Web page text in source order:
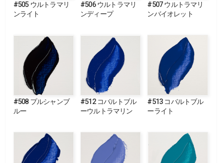
#505 ウルトラマリ
ンライト
#506 ウルトラマリ
ンディープ
#507 ウルトラマリ
ンバイオレット
#508 プルシャンブ
ルー
#512 コバルトブル
ーウルトラマリン
#513 コバルトブル
ーライト